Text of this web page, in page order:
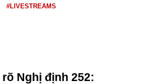
#LIVESTREAMS
Nghị định 252: